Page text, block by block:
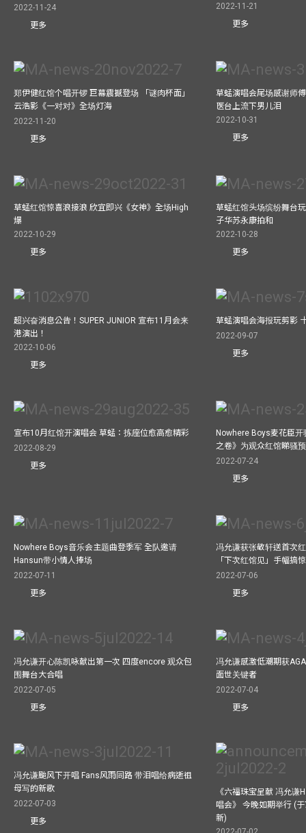
2022-11-24
更多
2022-11-21
更多
郑伊健红馆个唱开锣 巨幕震撼登场 「谜肉杯面」
云浩影《一对对》全场灯海
2022-11-20
更多
草蜢演唱会尾场感谢师
医台上流下男儿泪
2022-10-31
更多
草蜢红馆惊喜浪接浪 欣宜即兴《女神》全场High
爆
2022-10-29
更多
草蜢红馆头场缤纷舞台
子华苏永康拍和
2022-10-28
更多
超兴奋消息公告！SUPER JUNIOR 宣布11月会来
港演出！
2022-10-06
更多
草蜢演唱会海报玩剪影
2022-09-07
更多
宣布10月红馆开演唱会 草蜢：拣座位愈高愈精彩
2022-08-29
更多
Nowhere Boys麦花臣
之卷》为观众红馆睇骚
2022-07-24
更多
Nowhere Boys音乐会主题曲登季军 全队邀请
Hansun带小情人捧场
2022-07-11
更多
冯允谦获张敬轩送首次
「下次红馆见」手幅搞
2022-07-06
更多
冯允谦开心陈凯咏献出第一次 四度encore 观众包
围舞台大合唱
2022-07-05
更多
冯允谦感激低潮期获
面世关键者
2022-07-04
更多
冯允谦颱风下开唱 Fans风雨同路 带泪唱给病逝祖
母写的新歌
2022-07-03
更多
《六福珠宝呈献 冯允谦
唱会》 今晚如期举行 (
新)